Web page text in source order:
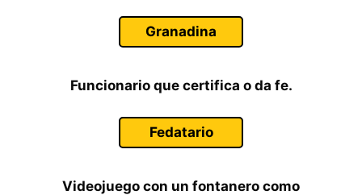
Granadina
Funcionario que certifica o da fe.
Fedatario
Videojuego con un fontanero como